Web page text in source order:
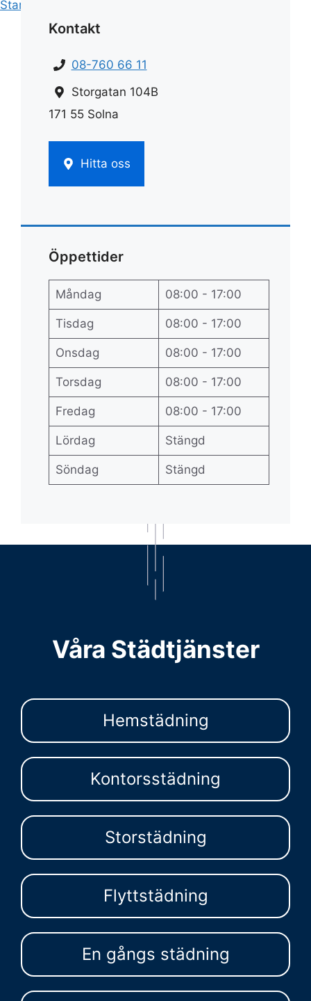
Start
Kontakt
08-760 66 11
Storgatan 104B
171 55 Solna
Hitta oss
Öppettider
Måndag 08:00 - 17:00
Tisdag 08:00 - 17:00
Onsdag 08:00 - 17:00
Torsdag 08:00 - 17:00
Fredag 08:00 - 17:00
Lördag Stängd
Söndag Stängd
Våra Städtjänster
Hemstädning
Kontorsstädning
Storstädning
Flyttstädning
En gångs städning